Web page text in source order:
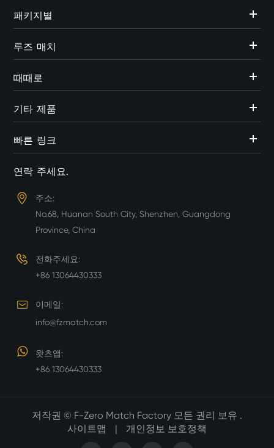
패키지별
루즈 매치
때때로
기타 제품
빠른 링크
연락 주세요.
주소:
No.68, Huanan South City, Shenzhen, Guangdong
Province, China
전화주세요:
+86 13064430333
이메일:
info@fzmatch.com
왓츠앱:
+86 13064430333
저작권 © F-Zero Match Factory 모든 권리 보유 .
사이트맵
| 개인정보 보호정책